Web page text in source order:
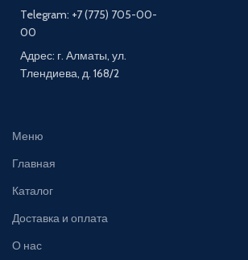
Telegram: +7 (775) 705-00-
00
Адрес: г. Алматы, ул.
Тлендиева, д. 168/2
Меню
Главная
Каталог
Доставка и оплата
О нас